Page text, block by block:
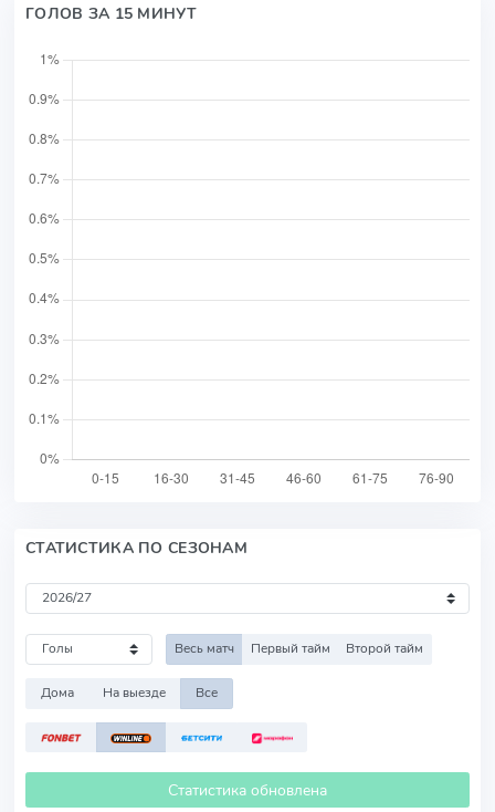
ГОЛОВ ЗА 15 МИНУТ
СТАТИСТИКА ПО СЕЗОНАМ
Весь матч Первый тайм Второй тайм
Дома На выезде Все
Статистика обновлена